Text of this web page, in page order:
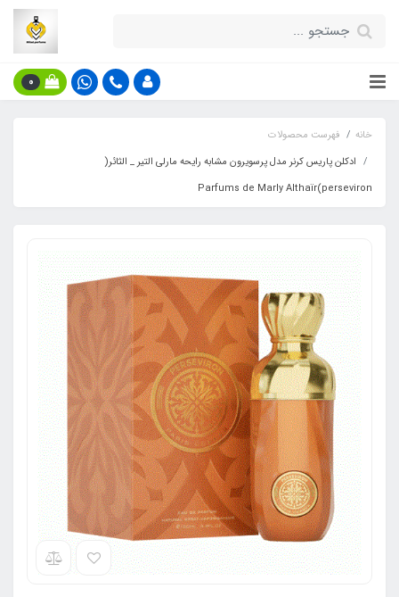
0
خانه
فهرست محصولات
ادکلن پاریس کرنر مدل پرسویرون مشابه رایحه مارلی التیر _ الثائر(
perseviron)Parfums de Marly Althaïr